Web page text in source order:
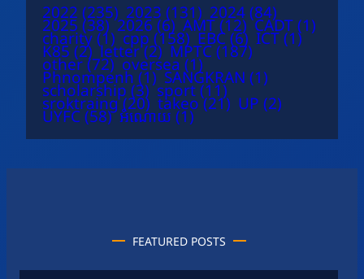
2022 (235) 2023 (131) 2024 (84)
2025 (38) 2026 (6) AMT (12) CADT (1)
charity (1) cpp (158) EBC (6) ICT (1)
K85 (2) letter (2) MPTC (187)
other (72) oversea (1)
Phnompenh (1) SANGKRAN (1)
scholarship (3) sport (11)
sroktraing (20) takeo (21) UP (2)
UYFC (58) អំណោយ (1)
FEATURED POSTS